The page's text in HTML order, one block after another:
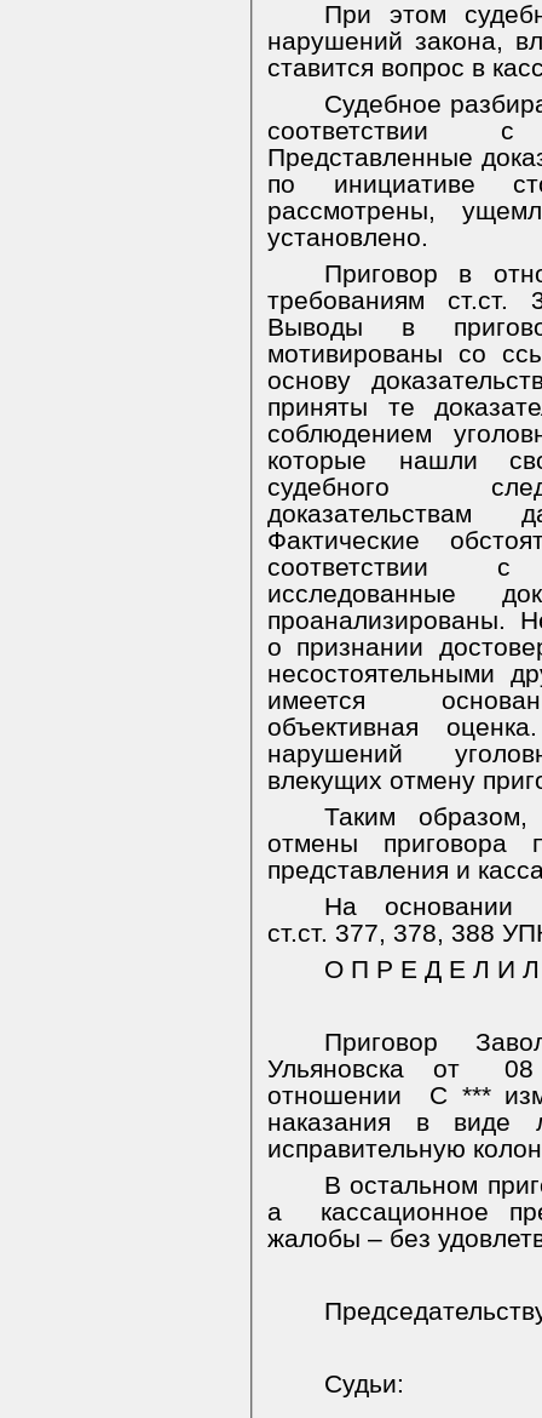
При этом
нарушений закона,
ставится вопрос в
Судебное
соответствии
Представленные
по инициативе
рассмотрены,
установлено.
Приговор в
требованиям
Выводы в
мотивированы со
основу
приняты те
соблюдением
которые нашли
судебного
доказательствам
Фактические
соответствии с
исследованные
проанализированы.
о признании
несостоятельными
имеется
объективная
нарушений
влекущих отмену
Таким образом,
отмены приговора
представления и
На основании
ст.ст. 377, 378, 388
О П Р Е Д Е Л И
Приговор
Ульяновска
от
08
отношении
С ***
наказания в виде
исправительную
В остальном
а
кассационное
жалобы – без
Судьи: